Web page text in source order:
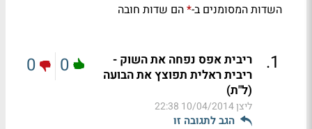
השדות המסומנים ב-*הם שדות חובה
1
.
ריבית אפס נפחה את השוק -
ריבית ראלית תפוצץ את הבועה
(ל"ת)
ליצן10/04/2014 22:38
הגב לתגובה זו
0
0